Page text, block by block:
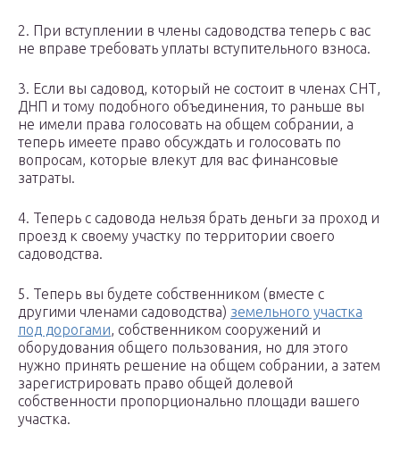
2. При вступлении в члены садоводства теперь с вас
не вправе требовать уплаты вступительного взноса.
3. Если вы садовод, который не состоит в членах СНТ,
ДНП и тому подобного объединения, то раньше вы
не имели права голосовать на общем собрании, а
теперь имеете право обсуждать и голосовать по
вопросам, которые влекут для вас финансовые
затраты.
4. Теперь с садовода нельзя брать деньги за проход и
проезд к своему участку по территории своего
садоводства.
5. Теперь вы будете собственником (вместе с
другими членами садоводства) земельного участка
под дорогами, собственником сооружений и
оборудования общего пользования, но для этого
нужно принять решение на общем собрании, а затем
зарегистрировать право общей долевой
собственности пропорционально площади вашего
участка.